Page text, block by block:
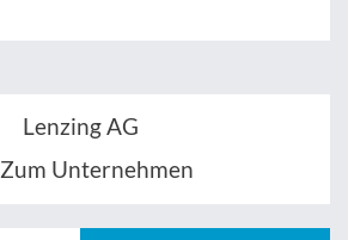
Lenzing AG
Zum Unternehmen